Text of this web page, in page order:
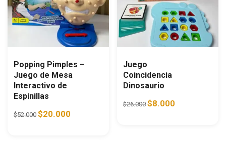
Popping Pimples –
Juego de Mesa
Interactivo de
Espinillas
$52.000 Original price was: $52.000.
$20.000
Juego
Coincidencia
Dinosaurio
$26.000 Original price was:
$8.000